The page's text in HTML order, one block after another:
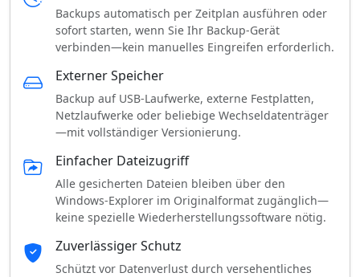
Backups automatisch per Zeitplan ausführen oder
sofort starten, wenn Sie Ihr Backup-Gerät
verbinden—kein manuelles Eingreifen erforderlich.
Externer Speicher
Backup auf USB-Laufwerke, externe Festplatten,
Netzlaufwerke oder beliebige Wechseldatenträger
—mit vollständiger Versionierung.
Einfacher Dateizugriff
Alle gesicherten Dateien bleiben über den
Windows-Explorer im Originalformat zugänglich—
keine spezielle Wiederherstellungssoftware nötig.
Zuverlässiger Schutz
Schützt vor Datenverlust durch versehentliches